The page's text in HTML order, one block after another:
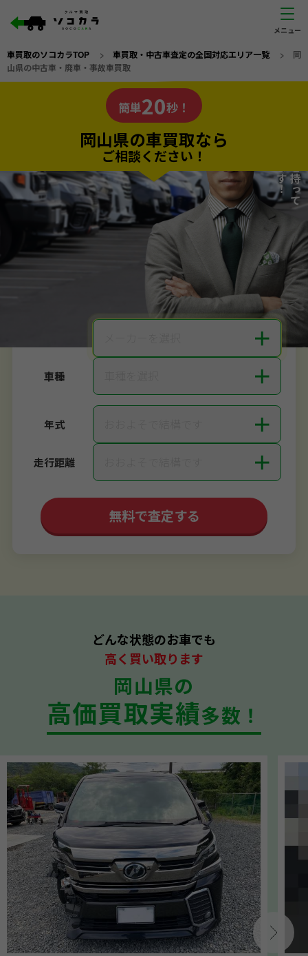
車買取のソコカラTOP > 車買取・中古車査定の全国対応エリア一覧> 岡
山県の中古車・廃車・事故車買取
の車買取なら
ソコカラの
電話か出張か、高い方の査定を提案。
私たちが責任を持って
査定いたします！
簡単20秒！
岡山県の車買取なら
ご相談ください！
20秒で入力完了！
カンタンWeb査定
ご依頼いただいたお車を丁寧に査定いたします
＋
車種 ＋
年式 ＋
走行距離 ＋
無料で査定する
どんな状態のお車でも
高く買い取ります
岡山県の
高価買取実績多数！